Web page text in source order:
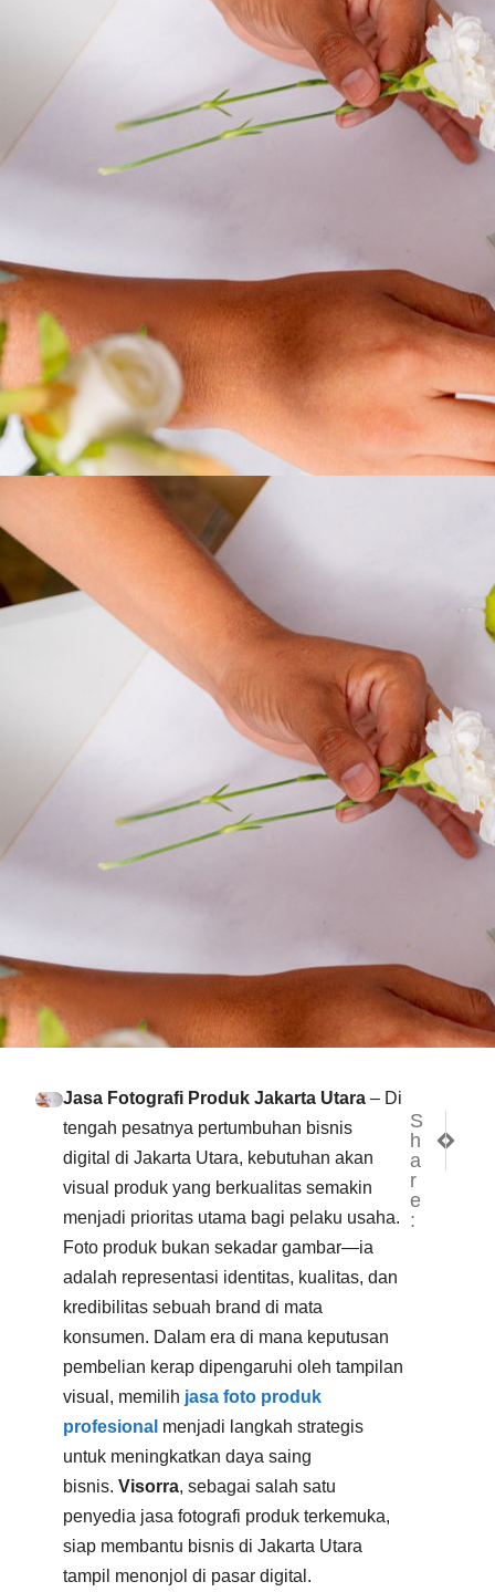
Jasa Fotografi Produk Jakarta Utara – Di
tengah pesatnya pertumbuhan bisnis
digital di Jakarta Utara, kebutuhan akan
visual produk yang berkualitas semakin
menjadi prioritas utama bagi pelaku usaha.
Foto produk bukan sekadar gambar—ia
adalah representasi identitas, kualitas, dan
kredibilitas sebuah brand di mata
konsumen. Dalam era di mana keputusan
pembelian kerap dipengaruhi oleh tampilan
visual, memilih jasa foto produk
profesional menjadi langkah strategis
untuk meningkatkan daya saing
bisnis.Visorra, sebagai salah satu
penyedia jasa fotografi produk terkemuka,
siap membantu bisnis di Jakarta Utara
tampil menonjol di pasar digital.
S
h
a
r
e
:
Jasa